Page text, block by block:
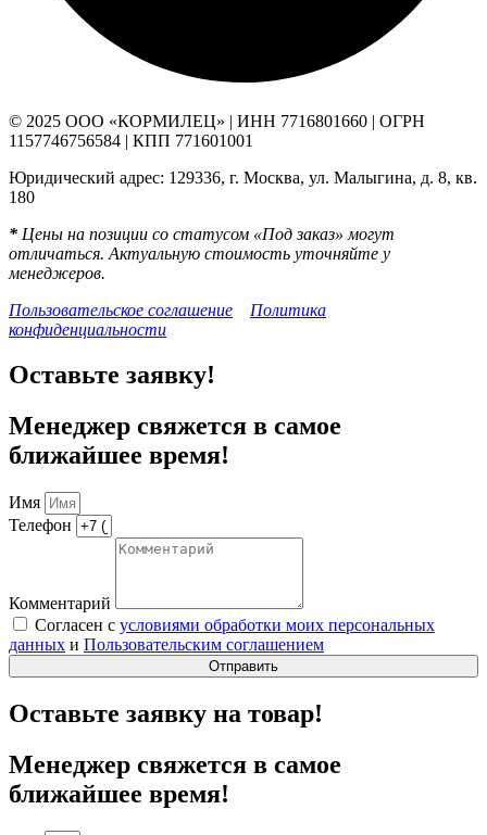
© 2025 ООО «КОРМИЛЕЦ» | ИНН 7716801660 | ОГРН
1157746756584 | КПП 771601001
Юридический адрес: 129336, г. Москва, ул. Малыгина, д. 8, кв.
180
* Цены на позиции со статусом «Под заказ» могут
отличаться. Актуальную стоимость уточняйте у
менеджеров.
Пользовательское соглашение
Политика
конфиденциальности
Оставьте заявку!
Менеджер свяжется в самое
ближайшее время!
Имя
Телефон
Комментарий
Согласен с условиями обработки моих персональных
данных и Пользовательским соглашением
Отправить
Оставьте заявку на товар!
Менеджер свяжется в самое
ближайшее время!